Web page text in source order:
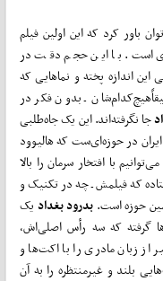
باور کرد که این اولین فیلم
است. با این حجم دقت در
این اندازه پخته و نماهایی که
ـ بدون فکر در
جا نگرفته‌اند. این یک جاه‌طلبی
در حوزه‌ای‌ست که هالیوود
با افتخار سرمان را بالا
که فیلمش ـ چه در تکنیک و
حوزه است.بدرود بغدادیک
گرفته که سه رأس اصلی‌اش،
زبان مادری را با اکت‌ها و
بلند و غیرمنتظره را به آن